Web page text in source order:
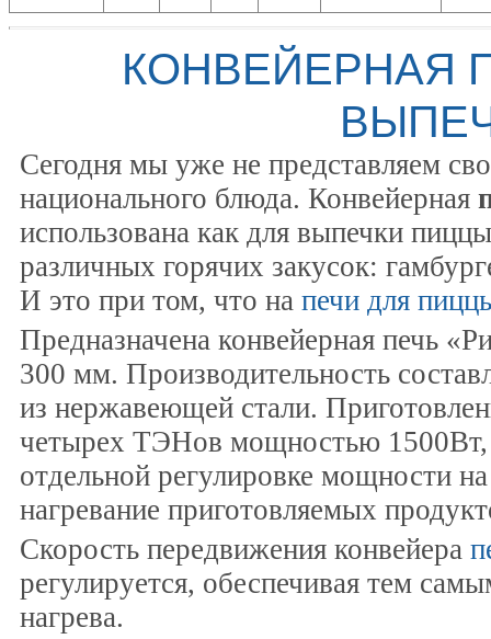
КОНВЕЙЕРНАЯ
Сегодня мы уже не представляем
национального блюда. Конвейерная
использована как для выпечки
различных горячих закусок:
И это при том, что на печи для
Предназначена конвейерная печь
300 мм. Производительность
из нержавеющей стали.
четырех ТЭНов мощностью 1500Вт,
отдельной регулировке мощности
нагревание приготовляемых
Скорость передвижения конвейера
регулируется, обеспечивая тем
нагрева.